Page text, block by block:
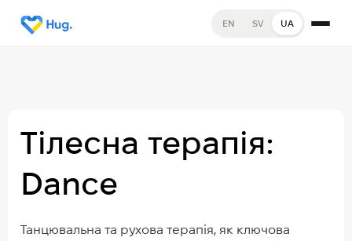
EN SV UA
Тілесна терапія:
Dance
Танцювальна та рухова терапія, як ключова